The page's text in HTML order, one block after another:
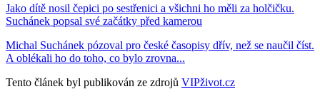
Jako dítě nosil čepici po sestřenici a všichni ho měli za holčičku.
Suchánek popsal své začátky před kamerou
Michal Suchánek pózoval pro české časopisy dřív, než se naučil číst.
A oblékali ho do toho, co bylo zrovna...
Tento článek byl publikován ze zdrojů VIPživot.cz